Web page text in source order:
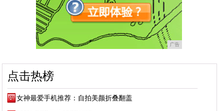
广告
点击热榜
女神最爱手机推荐：自拍美颜折叠翻盖